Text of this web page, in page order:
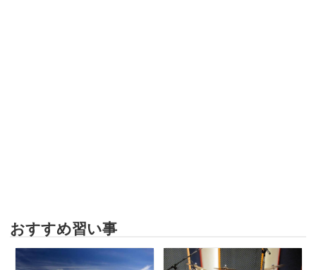
おすすめ習い事